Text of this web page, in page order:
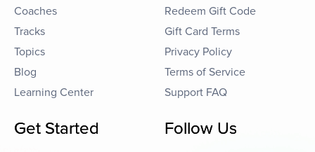
Coaches
Tracks
Topics
Blog
Learning Center
Redeem Gift Code
Gift Card Terms
Privacy Policy
Terms of Service
Support FAQ
Get Started Follow Us